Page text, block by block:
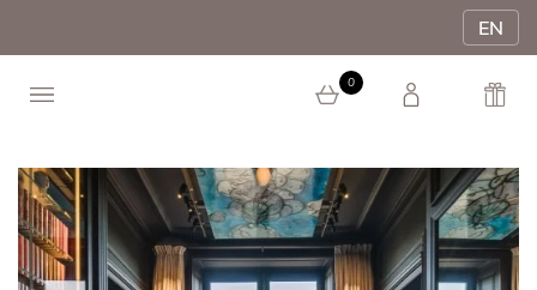
EN
0
0 article au panier